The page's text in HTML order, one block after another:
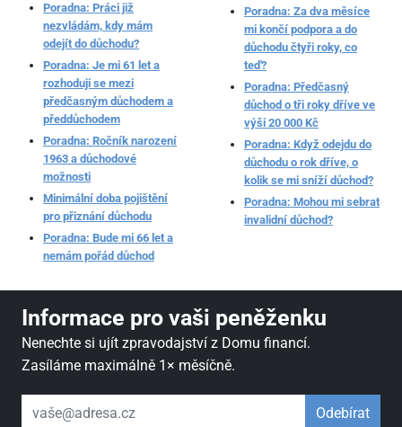
Poradna: Práci již
nezvládám, kdy mám
odejít do důchodu?
Poradna: Je mi 61 let a
rozhoduji se mezi
předčasným důchodem a
předdůchodem
Poradna: Ročník narození
1963 a důchodové
možnosti
Minimální doba pojištění
pro přiznání důchodu
Poradna: Bude mi 66 let a
nemám pořád důchod
Poradna: Za dva měsíce
mi končí podpora a do
důchodu čtyři roky, co
teď?
Poradna: Předčasný
důchod o tři roky dříve ve
výši 20 000 Kč
Poradna: Když odejdu do
důchodu o rok dříve, o
kolik se mi sníží důchod?
Poradna: Mohou mi sebrat
invalidní důchod?
Informace pro vaši peněženku
Nenechte si ujít zpravodajství z Domu financí.
Zasíláme maximálně 1× měsíčně.
váš email Odebírat